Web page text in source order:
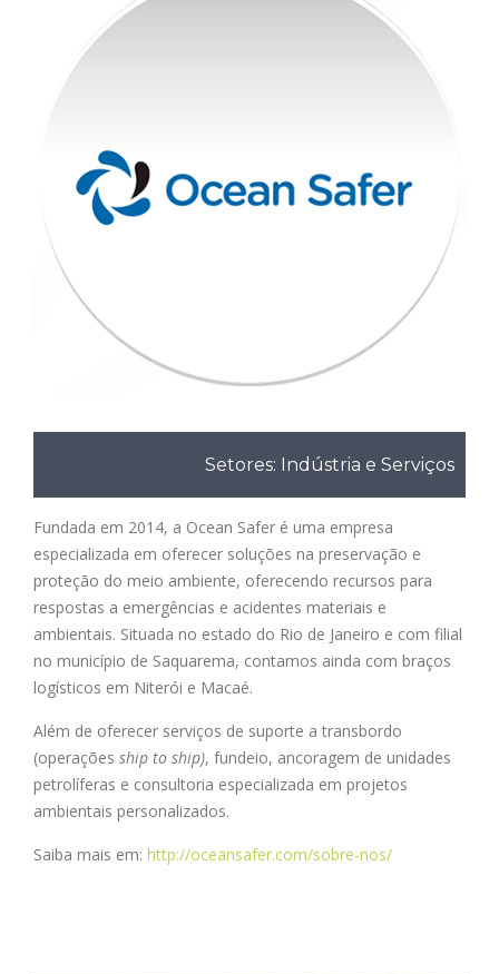
Setores: Indústria e Serviços
Fundada em 2014, a Ocean Safer é uma empresa
especializada em oferecer soluções na preservação e
proteção do meio ambiente, oferecendo recursos para
respostas a emergências e acidentes materiais e
ambientais. Situada no estado do Rio de Janeiro e com filial
no município de Saquarema, contamos ainda com braços
logísticos em Niterói e Macaé.
Além de oferecer serviços de suporte a transbordo
(operações ship to ship), fundeio, ancoragem de unidades
petrolíferas e consultoria especializada em projetos
ambientais personalizados.
Saiba mais em: http://oceansafer.com/sobre-nos/